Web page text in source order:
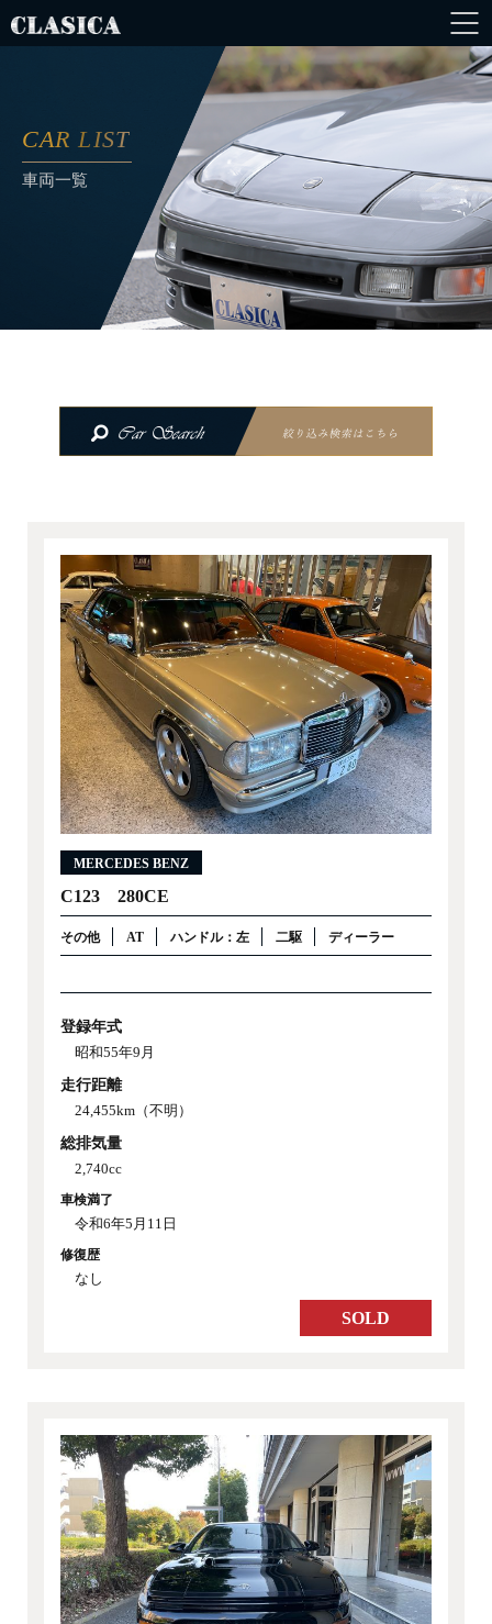
CAR LIST
車両一覧
MERCEDES BENZ
C123 280CE
その他 AT ハンドル：左 二駆 ディーラー
登録年式
昭和55年9月
走行距離
24,455km（不明）
総排気量
2,740cc
車検満了
令和6年5月11日
修復歴
なし
SOLD